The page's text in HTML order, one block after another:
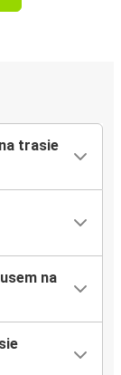
trasie
na